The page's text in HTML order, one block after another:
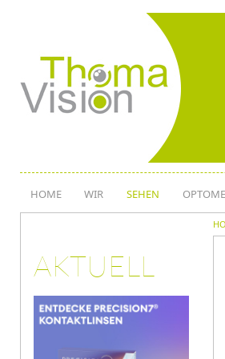
HOME WIR SEHEN
AKTUELL